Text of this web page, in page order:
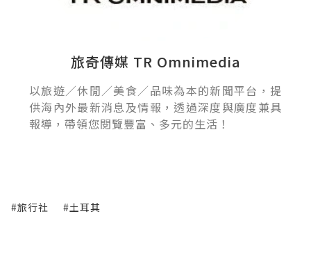
旅奇傳媒 TR Omnimedia
以旅遊／休閒／美食／品味為本的新聞平台，提
供海內外最新消息及情報，透過深度與廣度兼具
報導，帶領您閱覽豐富、多元的生活！
#旅行社 #土耳其